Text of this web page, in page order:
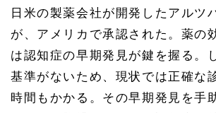
日米の製薬会社が開発したアルツ
が、アメリカで承認された。薬の
は認知症の早期発見が鍵を握る。
基準がないため、現状では正確な
時間もかかる。その早期発見を手